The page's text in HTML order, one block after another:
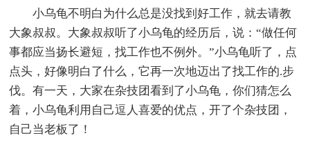
小乌龟不明白为什么总是没找到好工作，就去请教
大象叔叔。大象叔叔听了小乌龟的经历后，说：“做任何
事都应当扬长避短，找工作也不例外。”小乌龟听了，点
点头，好像明白了什么，它再一次地迈出了找工作的.步
伐。有一天，大家在杂技团看到了小乌龟，你们猜怎么
着，小乌龟利用自己逗人喜爱的优点，开了个杂技团，
自己当老板了！